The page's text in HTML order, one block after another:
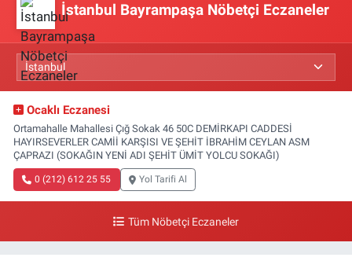
İstanbul Bayrampaşa Nöbetçi Eczaneler
Ocaklı Eczanesi
Ortamahalle Mahallesi Çığ Sokak 46 50C DEMİRKAPI CADDESİ
HAYIRSEVERLER CAMİİ KARŞISI VE ŞEHİT İBRAHİM CEYLAN ASM
ÇAPRAZI (SOKAĞIN YENİ ADI ŞEHİT ÜMİT YOLCU SOKAĞI)
0 (212) 612 25 55 Yol Tarifi Al
Tüm Nöbetçi Eczaneler